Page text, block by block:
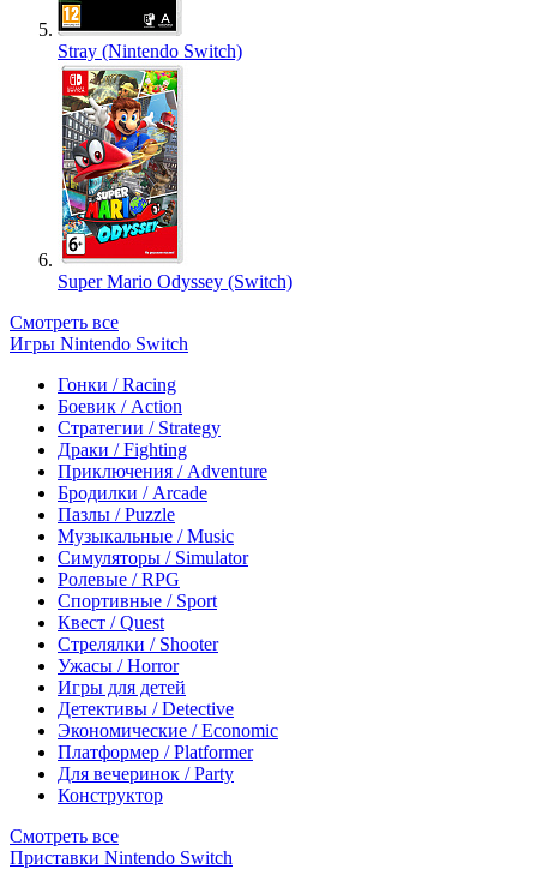
Stray (Nintendo Switch)
Super Mario Odyssey (Switch)
Смотреть все
Игры Nintendo Switch
Гонки / Racing
Боевик / Action
Стратегии / Strategy
Драки / Fighting
Приключения / Adventure
Бродилки / Arcade
Пазлы / Puzzle
Музыкальные / Music
Симуляторы / Simulator
Ролевые / RPG
Спортивные / Sport
Квест / Quest
Стрелялки / Shooter
Ужасы / Horror
Игры для детей
Детективы / Detective
Экономические / Economic
Платформер / Platformer
Для вечеринок / Party
Конструктор
Смотреть все
Приставки Nintendo Switch